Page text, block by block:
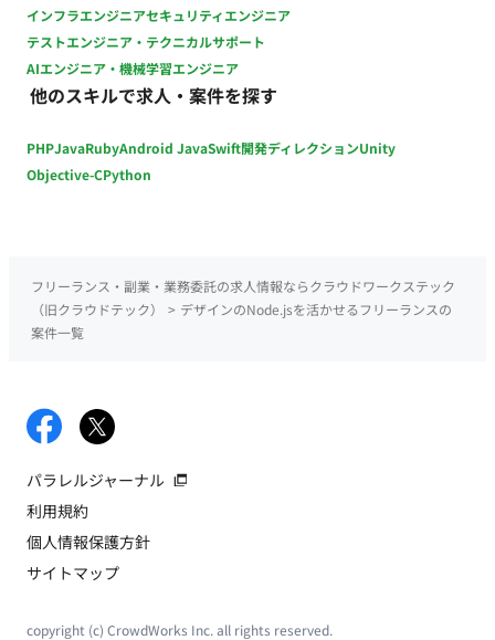
インフラエンジニアセキュリティエンジニア
テストエンジニア・テクニカルサポート
AIエンジニア・機械学習エンジニア
他のスキルで求人・案件を探す
PHPJavaRubyAndroid JavaSwift開発ディレクションUnity
Objective-CPython
フリーランス・副業・業務委託の求人情報ならクラウドワークステック
（旧クラウドテック）
> デザインのNode.jsを活かせるフリーランスの
案件一覧
パラレルジャーナル
利用規約
個人情報保護方針
サイトマップ
copyright (c) CrowdWorks Inc. all rights reserved.